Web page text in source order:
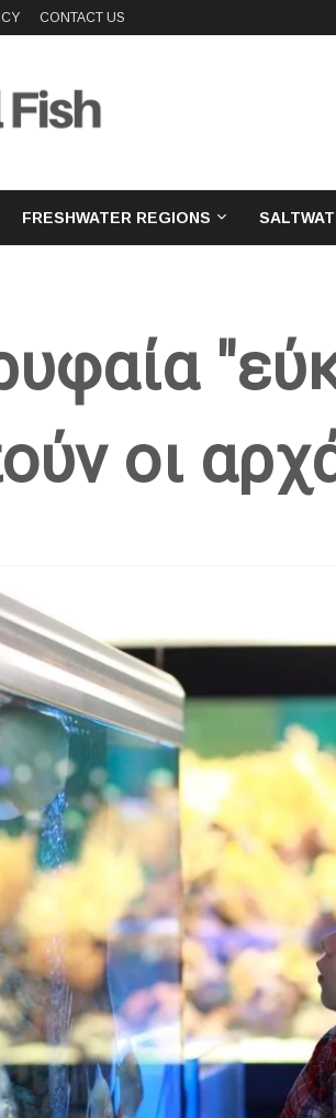
CONTACT US
FRESHWATER REGIONS
οι